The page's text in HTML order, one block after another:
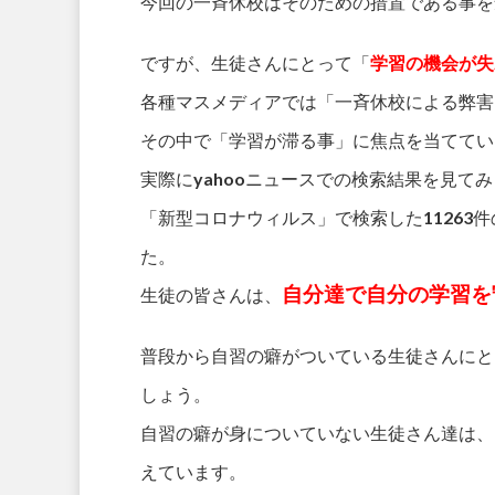
ですが、生徒さんにとって「学習の機会が
各種マスメディアでは「一斉休校による弊
その中で「学習が滞る事」に焦点を当てて
実際にyahooニュースでの検索結果を見て
「新型コロナウィルス」で検索した11263
た。
生徒の皆さんは、
自分達で自分の学習
普段から自習の癖がついている生徒さんに
しょう。
自習の癖が身についていない生徒さん達は
えています。